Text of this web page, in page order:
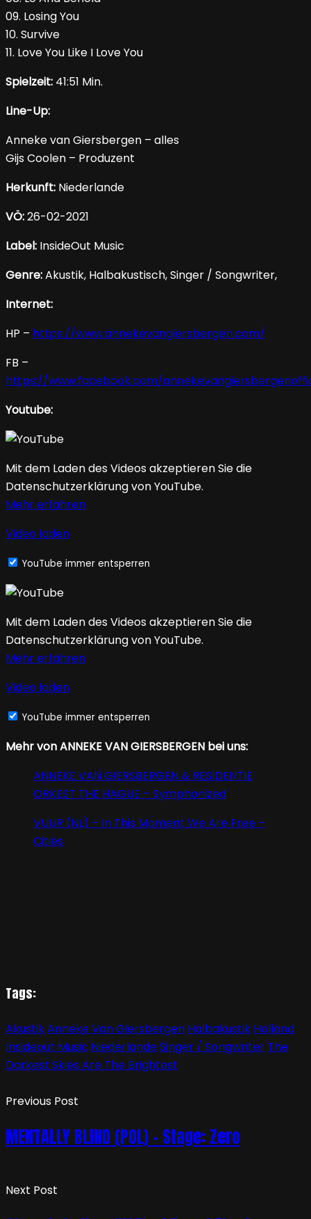
09. Losing You
10. Survive
11. Love You Like I Love You
Spielzeit: 41:51 Min.
Line-Up:
Anneke van Giersbergen – alles
Gijs Coolen – Produzent
Herkunft: Niederlande
VÖ:26-02-2021
Label: InsideOut Music
Genre:Akustik, Halbakustisch, Singer / Songwriter,
Internet:
HP – https://www.annekevangiersbergen.com/
FB –
https://www.facebook.com/
Youtube:
Mit dem Laden des Videos akzeptieren Sie die
Datenschutzerklärung von YouTube.
Mehr erfahren
Video laden
YouTube immer entsperren
Mit dem Laden des Videos akzeptieren Sie die
Datenschutzerklärung von YouTube.
Mehr erfahren
Video laden
YouTube immer entsperren
Mehr von ANNEKE VAN GIERSBERGEN bei uns:
ANNEKE VAN GIERSBERGEN & RESIDENTIE
ORKEST THE HAGUE – Symphonized
VUUR (NL) – In This Moment We Are Free –
Cities
Tags:
AkustikAnneke Van Giersbergen Halbakustik Holland
Insideout Music NiederlandeSinger / Songwriter The
Darkest Skies Are The Brightest
Previous Post
MENTALLY BLIND (POL) – Stage: Zero
Next Post